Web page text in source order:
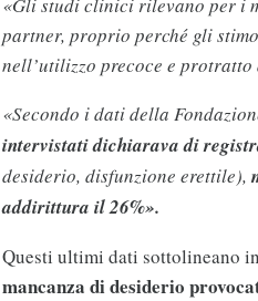
partner, proprio perché gli
nell’utilizzo precoce e
«Secondo i dati della
intervistati dichiarava di
desiderio, disfunzione erettile),
addirittura il 26%».
Questi ultimi dati sottolineano
mancanza di desiderio